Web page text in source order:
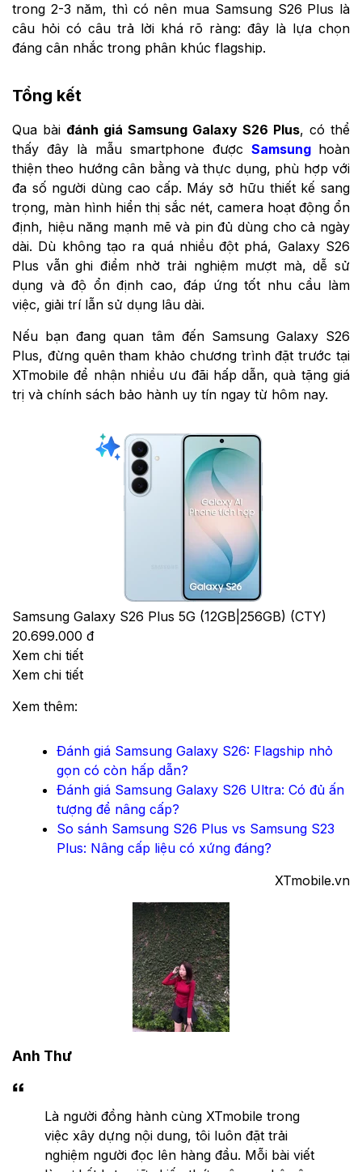
trong 2-3 năm, thì có nên mua Samsung S26 Plus là
câu hỏi có câu trả lời khá rõ ràng: đây là lựa chọn
đáng cân nhắc trong phân khúc flagship.
Tổng kết
Qua bài đánh giá Samsung Galaxy S26 Plus, có thể
thấy đây là mẫu smartphone được Samsung hoàn
thiện theo hướng cân bằng và thực dụng, phù hợp với
đa số người dùng cao cấp. Máy sở hữu thiết kế sang
trọng, màn hình hiển thị sắc nét, camera hoạt động ổn
định, hiệu năng mạnh mẽ và pin đủ dùng cho cả ngày
dài. Dù không tạo ra quá nhiều đột phá, Galaxy S26
Plus vẫn ghi điểm nhờ trải nghiệm mượt mà, dễ sử
dụng và độ ổn định cao, đáp ứng tốt nhu cầu làm
việc, giải trí lẫn sử dụng lâu dài.
Nếu bạn đang quan tâm đến Samsung Galaxy S26
Plus, đừng quên tham khảo chương trình đặt trước tại
XTmobile để nhận nhiều ưu đãi hấp dẫn, quà tặng giá
trị và chính sách bảo hành uy tín ngay từ hôm nay.
Samsung Galaxy S26 Plus 5G (12GB|256GB) (CTY)
20.699.000 đ
Xem chi tiết
Xem chi tiết
Xem thêm:
Đánh giá Samsung Galaxy S26: Flagship nhỏ
gọn có còn hấp dẫn?
Đánh giá Samsung Galaxy S26 Ultra: Có đủ ấn
tượng để nâng cấp?
So sánh Samsung S26 Plus vs Samsung S23
Plus: Nâng cấp liệu có xứng đáng?
XTmobile.vn
Anh Thư
Là người đồng hành cùng XTmobile trong
việc xây dựng nội dung, tôi luôn đặt trải
nghiệm người đọc lên hàng đầu. Mỗi bài viết